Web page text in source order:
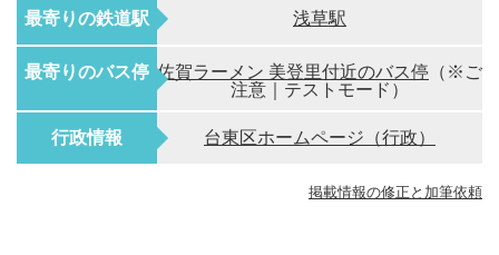
最寄りの鉄道駅 浅草駅
最寄りのバス停 佐賀ラーメン 美登里付近のバス停 （※ご
注意｜テストモード）
行政情報 台東区ホームページ（行政）
掲載情報の修正と加筆依頼